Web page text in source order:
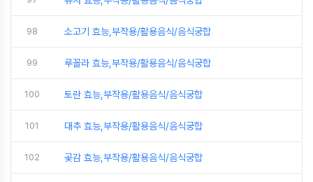
98 소고기 효능,부작용/활용음식/음식궁합
99 루꼴라 효능,부작용/활용음식/음식궁합
100 토란 효능,부작용/활용음식/음식궁합
101 대추 효능,부작용/활용음식/음식궁합
102 곶감 효능,부작용/활용음식/음식궁합